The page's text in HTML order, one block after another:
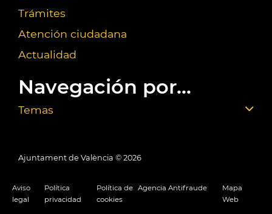
Trámites
Atención ciudadana
Actualidad
Navegación por...
Temas
Ajuntament de València © 2026
Aviso
legal
Política
privacidad
Política de
cookies
Agencia Antifraude
Mapa
Web